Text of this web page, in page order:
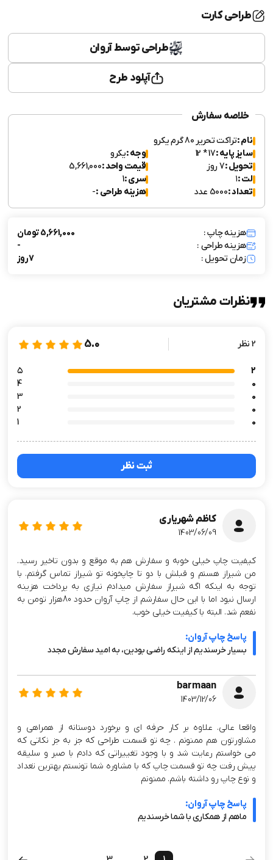
طراحی کارت
طراحی توسط آروان
آپلود طرح
خلاصه سفارش
نام :تراکت تحریر 80 گرم یکرو
سایز پایه :17 * 12 وجه :یکرو
تحویل :7 روز قیمت واحد :5,661,000
لت :۱ سری :1
تعداد :5000 عدد هزینه طراحی :-
هزینه چاپ :
5,661,000 تومان
هزینه طراحی :
-
زمان تحویل :
7 روز
نظرات مشتریان
2 نظر 5.0
2
۵
0
4
0
3
0
2
0
1
ثبت نظر
کاظم شهریاری
1403/06/09
کیفیت چاپ خیلی خوبه و سفارش هم به موقع و بدون تاخیر رسید.
من شیراز هستم و قبلش با دو تا چاپخونه تو شیراز تماس گرفتم. با
توجه به اینکه اگه شیراز سفارش میدادم نیازی به پرداخت هزینه
ارسال نبود اما با این حال سفارشم از چاپ آروان حدود 80هزار تومن به
نفعم شد. البته با کیفیت خیلی خوب.
پاسخ چاپ آروان:
بسیار خرسندیم از اینکه راضی بودین، به امید سفارش مجدد
barmaan
1403/12/06
واقعا عالی. علاوه بر کار حرفه ای و برخورد دوستانه از همراهی و
مشاورتون هم ممنونم . چه تو قسمت طراحی که جز به جز نکاتی که
می خواستم رعایت شد و با وجود تغییراتی که دادم با صبر و سلیقه
پیش رفت چه تو قسمت چاپ که با مشاوره شما تونستم بهترین تعداد
و نوع چاپ رو داشته باشم. ممنونم
پاسخ چاپ آروان:
ماهم از همکاری با شما خرسندیم